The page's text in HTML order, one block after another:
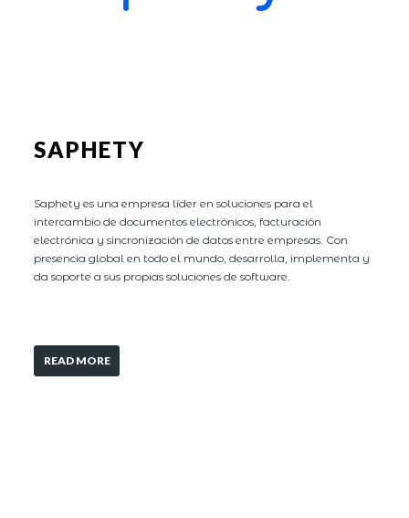
SAPHETY
Saphety es una empresa líder en soluciones para el
intercambio de documentos electrónicos, facturación
electrónica y sincronización de datos entre empresas. Con
presencia global en todo el mundo, desarrolla, implementa y
da soporte a sus propias soluciones de software.
READ MORE